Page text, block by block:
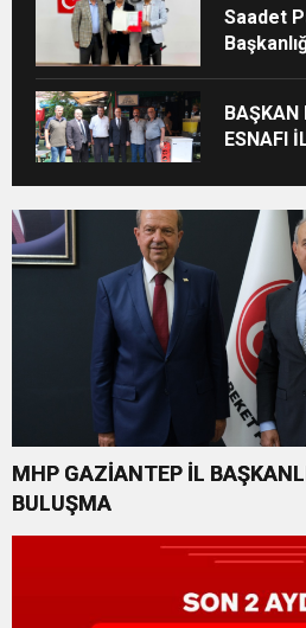
Saadet
BAŞKAN
ESNAFI
MHP GAZİANTEP İL
BULUŞMA